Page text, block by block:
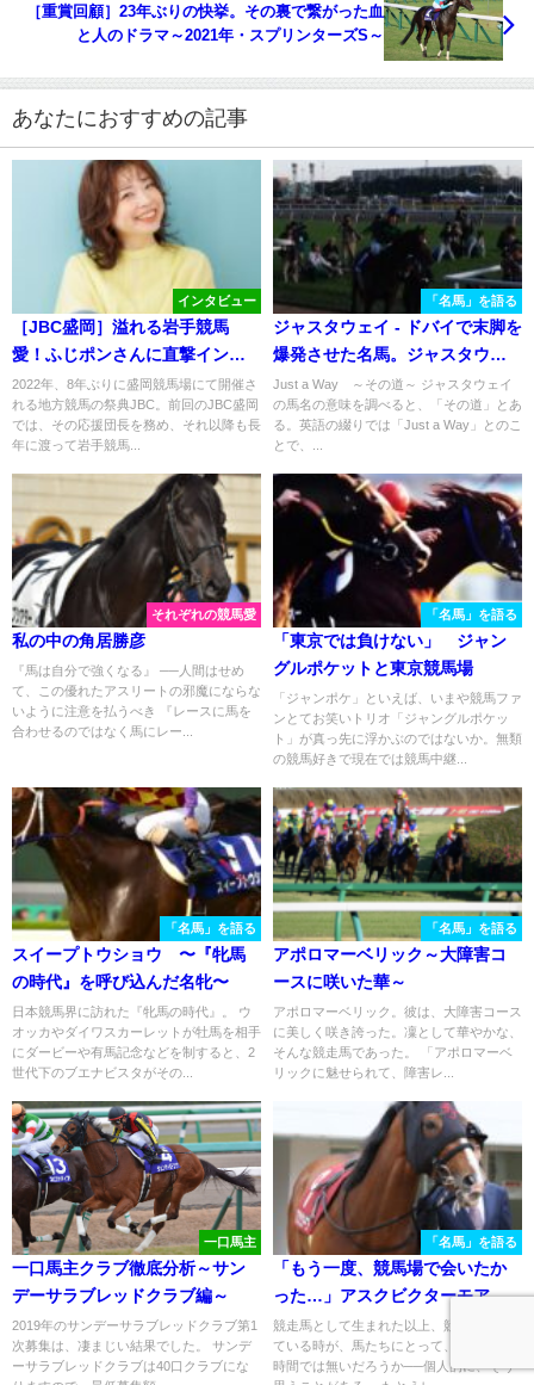
［重賞回顧］23年ぶりの快挙。その裏で繋がった血
と人のドラマ～2021年・スプリンターズS～
あなたにおすすめの記事
インタビュー
［JBC盛岡］溢れる岩手競馬
愛！ふじポンさんに直撃インタ
ビュー！
2022年、8年ぶりに盛岡競馬場にて開催さ
れる地方競馬の祭典JBC。前回のJBC盛岡
では、その応援団長を務め、それ以降も長
年に渡って岩手競馬...
「名馬」を語る
ジャスタウェイ - ドバイで末脚を
爆発させた名馬。ジャスタウェ
イはジャスタウェイ以外の何も
のでもない
Just a Way ～その道～ ジャスタウェイ
の馬名の意味を調べると、「その道」とあ
る。英語の綴りでは「Just a Way」とのこ
とで、...
それぞれの競馬愛
私の中の角居勝彦
『馬は自分で強くなる』 ──人間はせめ
て、この優れたアスリートの邪魔にならな
いように注意を払うべき 『レースに馬を
合わせるのではなく馬にレー...
「名馬」を語る
「東京では負けない」 ジャン
グルポケットと東京競馬場
「ジャンポケ」といえば、いまや競馬ファ
ンとてお笑いトリオ「ジャングルポケッ
ト」が真っ先に浮かぶのではないか。無類
の競馬好きで現在では競馬中継...
「名馬」を語る
スイープトウショウ 〜『牝馬
の時代』を呼び込んだ名牝〜
日本競馬界に訪れた『牝馬の時代』。 ウ
オッカやダイワスカーレットが牡馬を相手
にダービーや有馬記念などを制すると、2
世代下のブエナビスタがその...
「名馬」を語る
アポロマーベリック～大障害コ
ースに咲いた華～
アポロマーベリック。彼は、大障害コース
に美しく咲き誇った。凜として華やかな、
そんな競走馬であった。 「アポロマーベ
リックに魅せられて、障害レ...
一口馬主
一口馬主クラブ徹底分析～サン
デーサラブレッドクラブ編～
2019年のサンデーサラブレッドクラブ第1
次募集は、凄まじい結果でした。 サンデ
ーサラブレッドクラブは40口クラブにな
「名馬」を語る
「もう一度、競馬場で会いたか
った…」アスクビクターモアの
追憶と、ドウデュースの鬼脚封
じ／２０２２年弥生賞
競走馬として生まれた以上、競馬場で走っ
ている時が、馬たちにとって、最も幸せな
時間では無いだろうか──個人的に、そう